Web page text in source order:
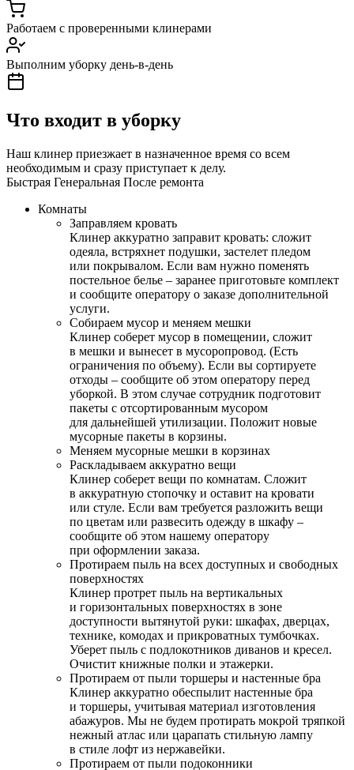
Работаем с проверенными клинерами
Выполним уборку день-в-день
Что входит в уборку
Наш клинер приезжает в назначенное время со всем
необходимым и сразу приступает к делу.
Быстрая Генеральная После ремонта
Комнаты
Заправляем кровать
Клинер аккуратно заправит кровать: сложит
одеяла, встряхнет подушки, застелет пледом
или покрывалом. Если вам нужно поменять
постельное белье – заранее приготовьте комплект
и сообщите оператору о заказе дополнительной
услуги.
Собираем мусор и меняем мешки
Клинер соберет мусор в помещении, сложит
в мешки и вынесет в мусоропровод. (Есть
ограничения по объему). Если вы сортируете
отходы – сообщите об этом оператору перед
уборкой. В этом случае сотрудник подготовит
пакеты с отсортированным мусором
для дальнейшей утилизации. Положит новые
мусорные пакеты в корзины.
Меняем мусорные мешки в корзинах
Раскладываем аккуратно вещи
Клинер соберет вещи по комнатам. Сложит
в аккуратную стопочку и оставит на кровати
или стуле. Если вам требуется разложить вещи
по цветам или развесить одежду в шкафу –
сообщите об этом нашему оператору
при оформлении заказа.
Протираем пыль на всех доступных и свободных
поверхностях
Клинер протрет пыль на вертикальных
и горизонтальных поверхностях в зоне
доступности вытянутой руки: шкафах, дверцах,
технике, комодах и прикроватных тумбочках.
Уберет пыль с подлокотников диванов и кресел.
Очистит книжные полки и этажерки.
Протираем от пыли торшеры и настенные бра
Клинер аккуратно обеспылит настенные бра
и торшеры, учитывая материал изготовления
абажуров. Мы не будем протирать мокрой тряпкой
нежный атлас или царапать стильную лампу
в стиле лофт из нержавейки.
Протираем от пыли подоконники